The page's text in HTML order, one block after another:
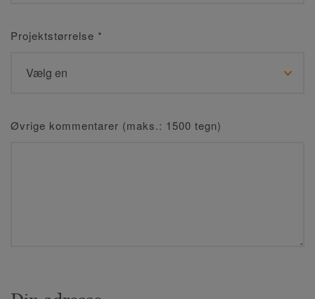
Projektstørrelse *
Øvrige kommentarer (maks.: 1500 tegn)